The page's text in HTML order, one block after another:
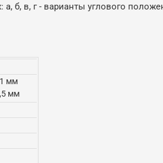
в, г - варианты углового
мм
мм